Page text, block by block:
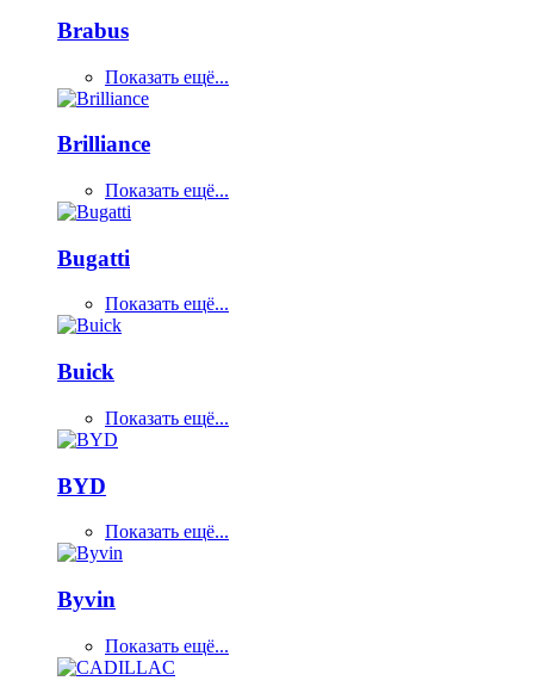
Brabus
Показать ещё...
Brilliance
Показать ещё...
Bugatti
Показать ещё...
Buick
Показать ещё...
BYD
Показать ещё...
Byvin
Показать ещё...